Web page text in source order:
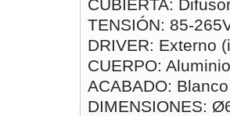
CUBIERTA:
TENSIÓN: 85-
DRIVER: Externo
CUERPO: Aluminio
ACABADO: Blanco
DIMENSIONES: